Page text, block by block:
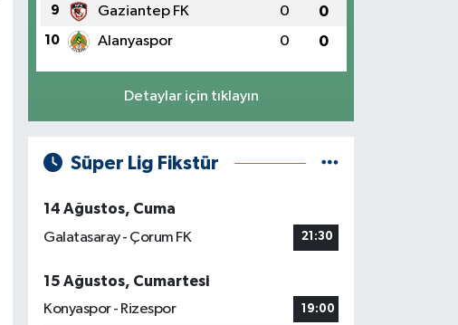
9 Gaziantep FK 0 0
10 Alanyaspor 0 0
Detaylar için tıklayın
Süper Lig Fikstür
14 Ağustos, Cuma
Galatasaray - Çorum FK
21:30
15 Ağustos, Cumartesi
Konyaspor - Rizespor
19:00